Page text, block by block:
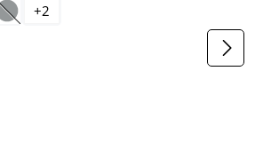
is momenteel niet beschikbaar.)
(Deze optie is momenteel niet beschikbaar.)
+2